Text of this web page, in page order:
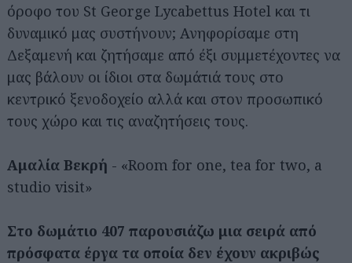
όροφο του St George Lycabettus Hotel και τι
δυναμικό μας συστήνουν; Ανηφορίσαμε στη
Δεξαμενή και ζητήσαμε από έξι συμμετέχοντες να
μας βάλουν οι ίδιοι στα δωμάτιά τους στο
κεντρικό ξενοδοχείο αλλά και στον προσωπικό
τους χώρο και τις αναζητήσεις τους.
Αμαλία Βεκρή - «Room for one, tea for two, a
studio visit»
Στο δωμάτιο 407 παρουσιάζω μια σειρά από
πρόσφατα έργα τα οποία δεν έχουν ακριβώς